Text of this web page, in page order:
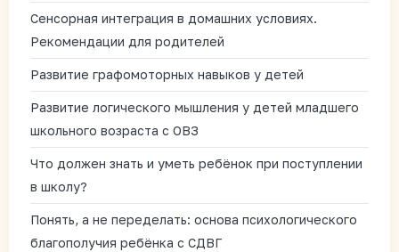
Сенсорная интеграция в домашних условиях.
Рекомендации для родителей
Развитие графомоторных навыков у детей
Развитие логического мышления у детей младшего
школьного возраста с ОВЗ
Что должен знать и уметь ребёнок при поступлении
в школу?
Понять, а не переделать: основа психологического
благополучия ребёнка с СДВГ